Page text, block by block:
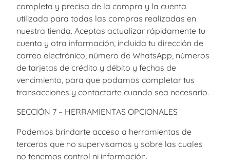
completa y precisa de la compra y la cuenta
utilizada para todas las compras realizadas en
nuestra tienda. Aceptas actualizar rápidamente tu
cuenta y otra información, incluida tu dirección de
correo electrónico, número de WhatsApp, números
de tarjetas de crédito y débito y fechas de
vencimiento, para que podamos completar tus
transacciones y contactarte cuando sea necesario.
SECCIÓN 7 – HERRAMIENTAS OPCIONALES
Podemos brindarte acceso a herramientas de
terceros que no supervisamos y sobre las cuales
no tenemos control ni información.